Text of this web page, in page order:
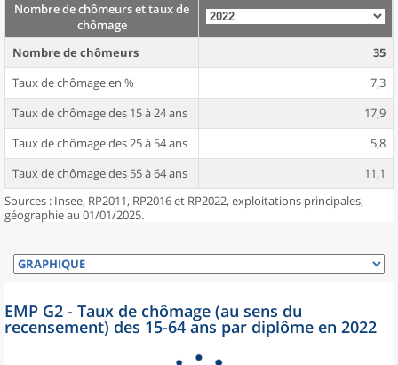
Nombre de chômeurs et taux de
chômage
Nombre de chômeurs
35
Taux de chômage en %
7,3
Taux de chômage des 15 à 24 ans
17,9
Taux de chômage des 25 à 54 ans
5,8
Taux de chômage des 55 à 64 ans
11,1
Sources : Insee, RP2011, RP2016 et RP2022, exploitations principales,
géographie au 01/01/2025.
EMP G2 - Taux de chômage (au sens du
recensement) des 15-64 ans par diplôme en 2022